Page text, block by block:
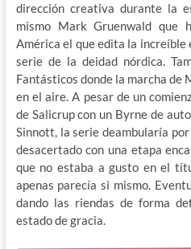
dirección creativa durante la
mismo Mark Gruenwald que
América el que edita la increíble
serie de la deidad nórdica.
Fantásticos donde la marcha
en el aire. A pesar de un
de Salicrup con un Byrne de
Sinnott, la serie deambularía
desacertado con una etapa
que no estaba a gusto en el
apenas parecía si mismo.
dando las riendas de forma
estado de gracia.